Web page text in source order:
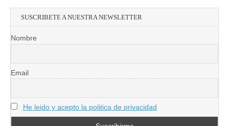
SUSCRIBETE A NUESTRA NEWSLETTER
Nombre
Email
He leido y acepto la politica de privacidad